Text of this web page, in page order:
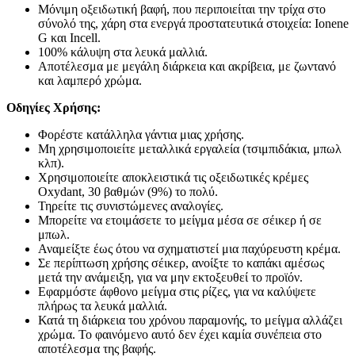
Μόνιμη οξειδωτική βαφή, που περιποιείται την τρίχα στο
σύνολό της, χάρη στα ενεργά προστατευτικά στοιχεία: Ionene
G και Incell.
100% κάλυψη στα λευκά μαλλιά.
Αποτέλεσμα με μεγάλη διάρκεια και ακρίβεια, με ζωντανό
και λαμπερό χρώμα.
Οδηγίες Χρήσης:
Φορέστε κατάλληλα γάντια μιας χρήσης.
Μη χρησιμοποιείτε μεταλλικά εργαλεία (τσιμπιδάκια, μπωλ
κλπ).
Χρησιμοποιείτε αποκλειστικά τις οξειδωτικές κρέμες
Oxydant, 30 βαθμών (9%) το πολύ.
Τηρείτε τις συνιστώμενες αναλογίες.
Μπορείτε να ετοιμάσετε το μείγμα μέσα σε σέικερ ή σε
μπωλ.
Αναμείξτε έως ότου να σχηματιστεί μια παχύρευστη κρέμα.
Σε περίπτωση χρήσης σέικερ, ανοίξτε το καπάκι αμέσως
μετά την ανάμειξη, για να μην εκτοξευθεί το προϊόν.
Εφαρμόστε άφθονο μείγμα στις ρίζες, για να καλύψετε
πλήρως τα λευκά μαλλιά.
Κατά τη διάρκεια του χρόνου παραμονής, το μείγμα αλλάζει
χρώμα. Το φαινόμενο αυτό δεν έχει καμία συνέπεια στο
αποτέλεσμα της βαφής.